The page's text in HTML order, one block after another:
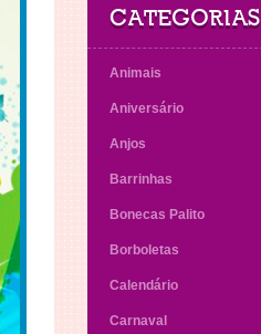
CATEGORIAS
Animais
Aniversário
Anjos
Barrinhas
Bonecas Palito
Borboletas
Calendário
Carnaval